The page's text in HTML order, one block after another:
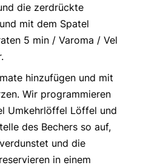
die zerdrückte
mit dem Spatel
5 min / Varoma / Vel
hinzufügen und mit
Wir programmieren
Umkehrlöffel Löffel und
des Bechers so auf,
und die
in einem